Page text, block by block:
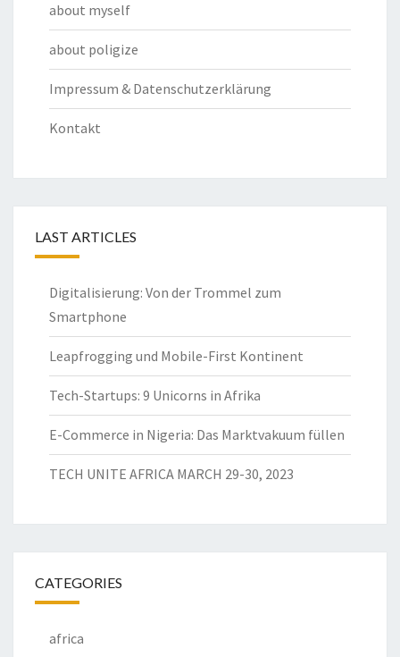
about myself
about poligize
Impressum & Datenschutzerklärung
Kontakt
LAST ARTICLES
Digitalisierung: Von der Trommel zum
Smartphone
Leapfrogging und Mobile-First Kontinent
Tech-Startups: 9 Unicorns in Afrika
E-Commerce in Nigeria: Das Marktvakuum füllen
TECH UNITE AFRICA MARCH 29-30, 2023
CATEGORIES
africa